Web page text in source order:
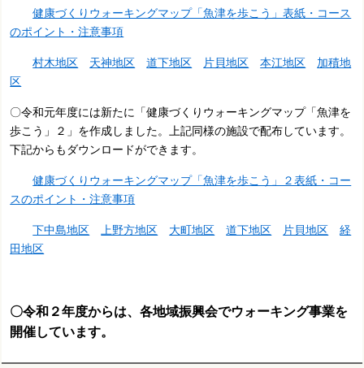
健康づくりウォーキングマップ「魚津を歩こう」表紙・コース
のポイント・注意事項
村木地区 天神地区 道下地区 片貝地区 本江地区
加積地
区
〇令和元年度には新たに「健康づくりウォーキングマップ「魚津を
歩こう」２」を作成しました。上記同様の施設で配布しています。
下記からもダウンロードができます。
健康づくりウォーキングマップ「魚津を歩こう」２表紙・コー
スのポイント・注意事項
下中島地区 上野方地区 大町地区 道下地区 片貝地区
経
田地区
〇令和２年度からは、各地域振興会でウォーキング事業を
開催しています。